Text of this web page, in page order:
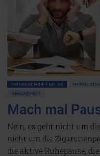
ZEITENSCHRIFT NR. 93
GESUNDHEIT
Mach mal
Nein, es geht nicht um
nicht um die
die aktive Ruhepause,